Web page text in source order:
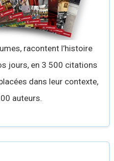
racontent l’histoire
jours, en 3 500 citations
dans leur contexte,
auteurs.